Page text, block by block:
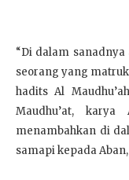
“Di dalam sanadnya
seorang yang
hadits Al
Maudhu’at,
menambahkan di
samapi kepada